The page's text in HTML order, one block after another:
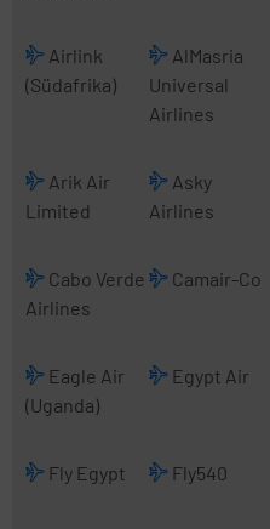
Airlink
(Südafrika)
AlMasria
Universal
Airlines
Arik Air
Limited
Asky
Airlines
Cabo Verde
Airlines
Camair-Co
Eagle Air
(Uganda)
Egypt Air
Fly Egypt Fly540